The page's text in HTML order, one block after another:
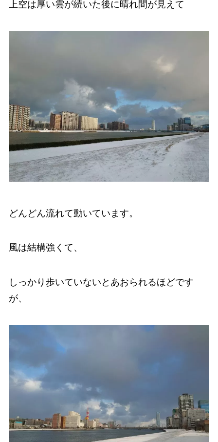
上空は厚い雲が続いた後に晴れ間が見えて
どんどん流れて動いています。
風は結構強くて、
しっかり歩いていないとあおられるほどです
が、